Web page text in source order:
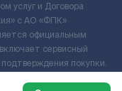
услуг и Договора
c АО «ФПК»
официальным
сервисный
покупки.